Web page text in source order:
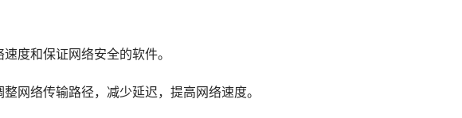
度和保证网络安全的软件。
网络传输路径，减少延迟，提高网络速度。